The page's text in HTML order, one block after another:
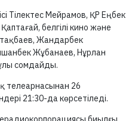
Тілектес Мейрамов, ҚР Еңбек
белгілі кино және
Жандарбек
Жұбанаев, Нұрлан
сомдайды.
телеарнасынан 26
21:30-да көрсетіледі.